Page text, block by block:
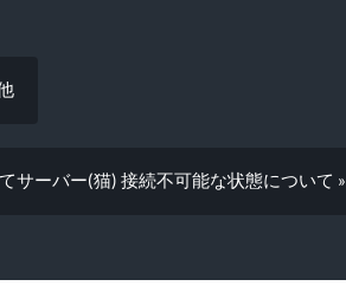
サーバー(猫) 接続不可能な状態について »